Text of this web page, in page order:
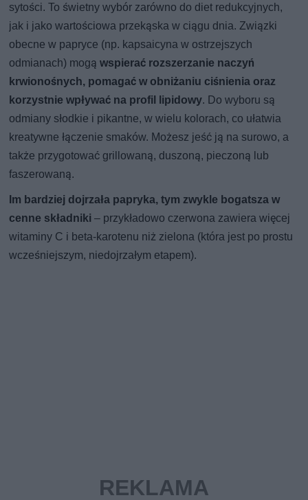
sytości. To świetny wybór zarówno do diet redukcyjnych,
jak i jako wartościowa przekąska w ciągu dnia. Związki
obecne w papryce (np. kapsaicyna w ostrzejszych
odmianach) mogąwspierać rozszerzanie naczyń
krwionośnych, pomagać w obniżaniu ciśnienia oraz
korzystnie wpływać na profil lipidowy. Do wyboru są
odmiany słodkie i pikantne, w wielu kolorach, co ułatwia
kreatywne łączenie smaków. Możesz jeść ją na surowo, a
także przygotować grillowaną, duszoną, pieczoną lub
faszerowaną.
Im bardziej dojrzała papryka, tym zwykle bogatsza w
cenne składniki – przykładowo czerwona zawiera więcej
witaminy C i beta-karotenu niż zielona (która jest po prostu
wcześniejszym, niedojrzałym etapem).